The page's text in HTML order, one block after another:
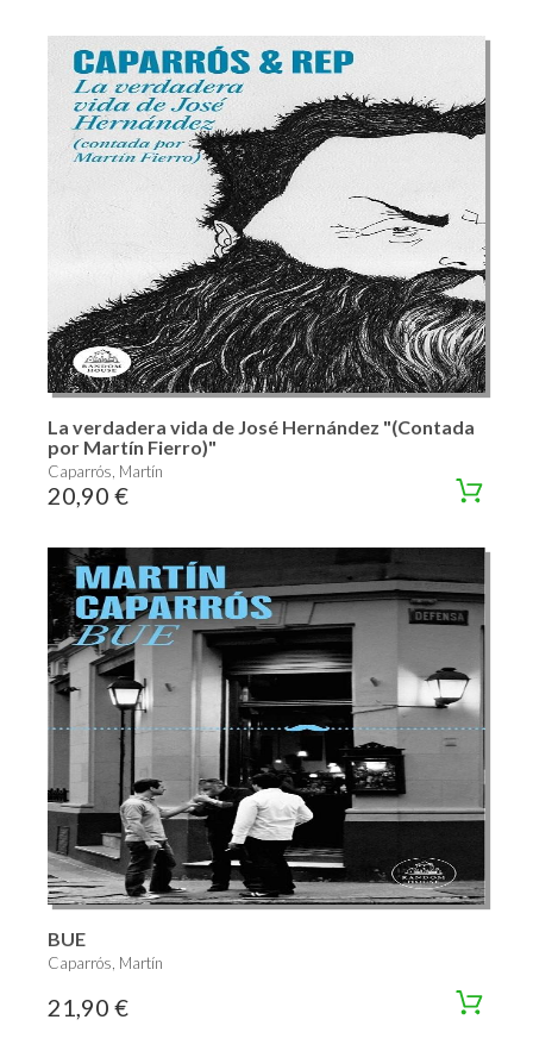
La verdadera vida de José Hernández "(Contada
por Martín Fierro)"
Caparrós, Martín
20,90 €
BUE
Caparrós, Martín
21,90 €